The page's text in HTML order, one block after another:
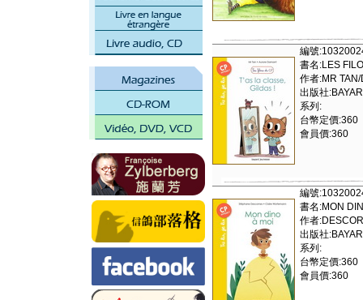
編號
書名:LES
作者:MR
出版社
系列:
台幣定價:360
會員價:360
編號
書名:MON
作者
出版社
系列:
台幣定價:360
會員價:360